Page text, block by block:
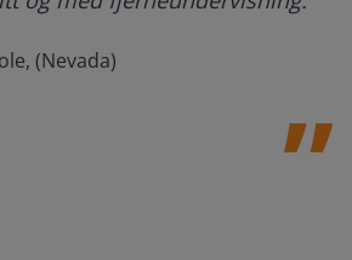
(Nevada)